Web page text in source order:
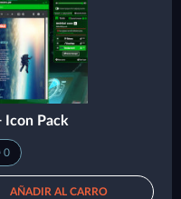
Icon Pack
0
AÑADIR AL CARRO